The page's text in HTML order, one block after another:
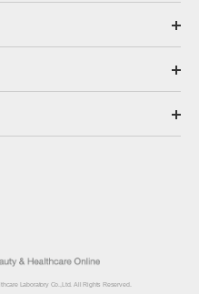
Laboratory Co.,Ltd. All Rights Reserved.